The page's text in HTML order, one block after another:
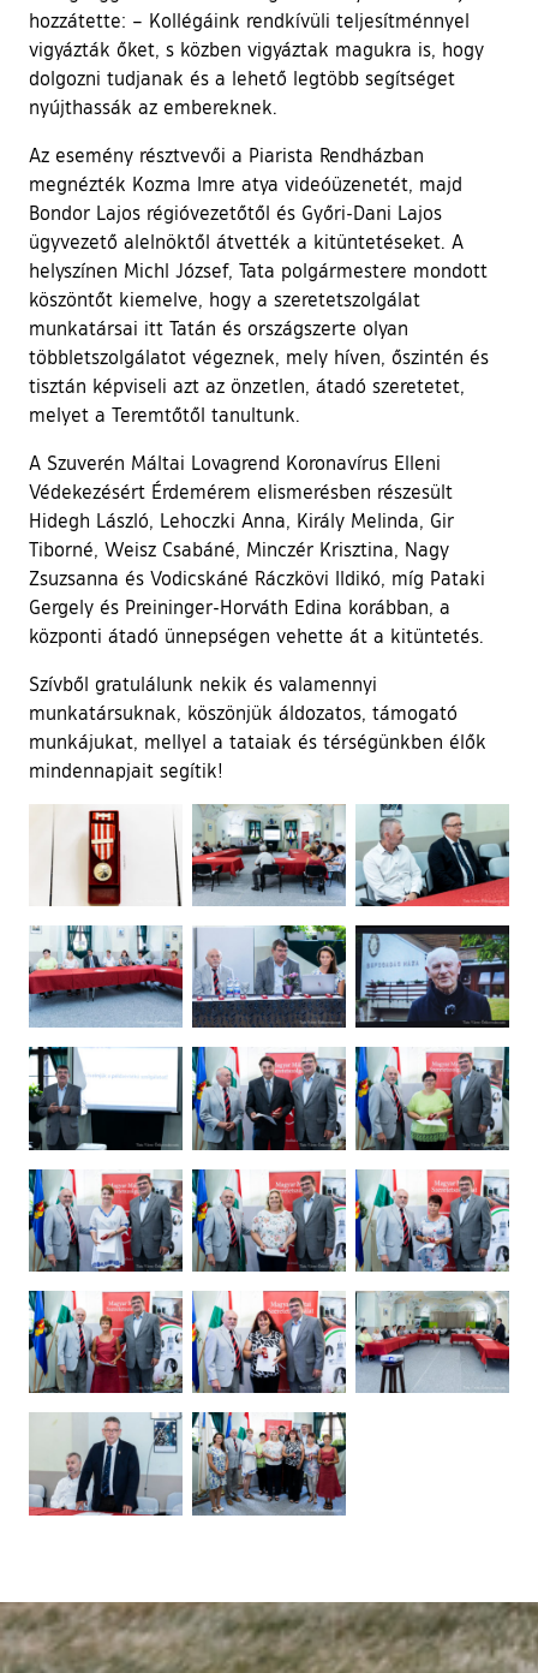
hozzátette: – Kollégáink rendkívüli teljesítménnyel
vigyázták őket, s közben vigyáztak magukra is, hogy
dolgozni tudjanak és a lehető legtöbb segítséget
nyújthassák az embereknek.
Az esemény résztvevői a Piarista Rendházban
megnézték Kozma Imre atya videóüzenetét, majd
Bondor Lajos régióvezetőtől és Győri-Dani Lajos
ügyvezető alelnöktől átvették a kitüntetéseket. A
helyszínen Michl József, Tata polgármestere mondott
köszöntőt kiemelve, hogy a szeretetszolgálat
munkatársai itt Tatán és országszerte olyan
többletszolgálatot végeznek, mely híven, őszintén és
tisztán képviseli azt az önzetlen, átadó szeretetet,
melyet a Teremtőtől tanultunk.
A Szuverén Máltai Lovagrend Koronavírus Elleni
Védekezésért Érdemérem elismerésben részesült
Hidegh László, Lehoczki Anna, Király Melinda, Gir
Tiborné, Weisz Csabáné, Minczér Krisztina, Nagy
Zsuzsanna és Vodicskáné Ráczkövi Ildikó, míg Pataki
Gergely és Preininger-Horváth Edina korábban, a
központi átadó ünnepségen vehette át a kitüntetés.
Szívből gratulálunk nekik és valamennyi
munkatársuknak, köszönjük áldozatos, támogató
munkájukat, mellyel a tataiak és térségünkben élők
mindennapjait segítik!
Ugrás a galéria utánra